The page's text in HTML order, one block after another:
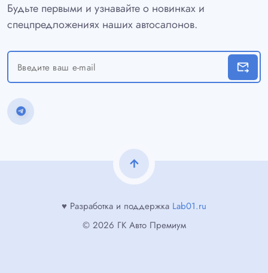
Будьте первыми и узнавайте о новинках и
спецпредложениях наших автосалонов.
forward_to_inbox
© 2026 ГК Авто Премиум
arrow_upward
♥ Разработка и поддержка Lab01.ru